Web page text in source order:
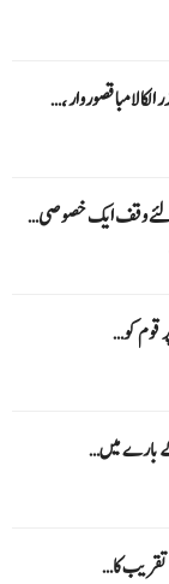
لامبا قصوروار ،…
وقف ایک خصوصی…
قوم کو…
بارے میں…
تقریب کا…